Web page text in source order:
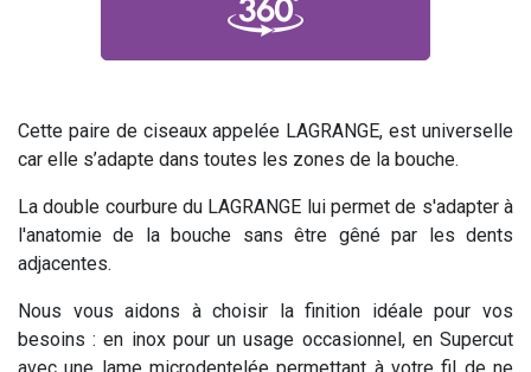
Cette paire de ciseaux appelée LAGRANGE, est universelle
car elle s’adapte dans toutes les zones de la bouche.
La double courbure du LAGRANGE lui permet de s'adapter à
l'anatomie de la bouche sans être gêné par les dents
adjacentes.
Nous vous aidons à choisir la finition idéale pour vos
besoins : en inox pour un usage occasionnel, en Supercut